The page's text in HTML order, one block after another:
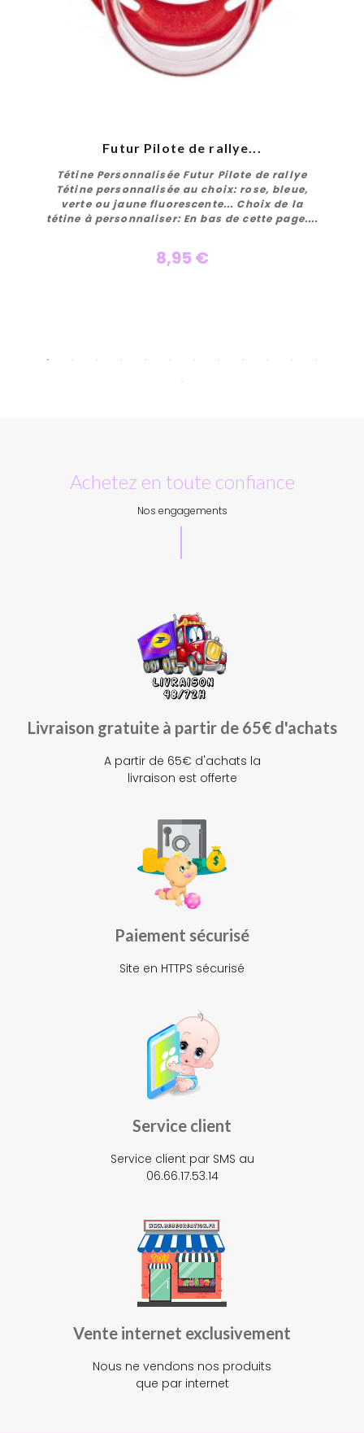
Futur Pilote de rallye...
Tétine Personnalisée Futur Pilote de rallye
Tétine personnalisée au choix: rose, bleue,
verte ou jaune fluorescente... Choix de la
tétine à personnaliser: En bas de cette page....
8,95 €
Achetez en toute confiance
Nos engagements
Livraison gratuite à partir de 65€ d'achats
A partir de 65€ d'achats la
livraison est offerte
Paiement sécurisé
Site en HTTPS sécurisé
Service client
Service client par SMS au
06.66.17.53.14
Vente internet exclusivement
Nous ne vendons nos produits
que par internet